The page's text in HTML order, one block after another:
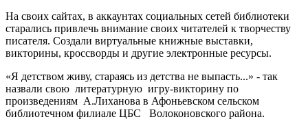
На своих сайтах, в аккаунтах социальных сетей библиотеки
старались привлечь внимание своих читателей к творчеству
писателя. Создали виртуальные книжные выставки,
викторины, кроссворды и другие электронные ресурсы.
«Я детством живу, стараясь из детства не выпасть...» - так
назвали свою литературную игру-викторину по
произведениям А.Лиханова в Афоньевском сельском
библиотечном филиале ЦБС Волоконовского района.